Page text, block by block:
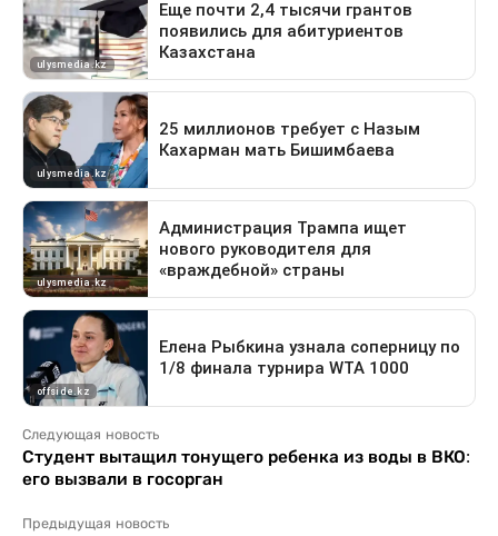
Следующая новость
Студент вытащил тонущего ребенка из воды в ВКО:
его вызвали в госорган
Предыдущая новость